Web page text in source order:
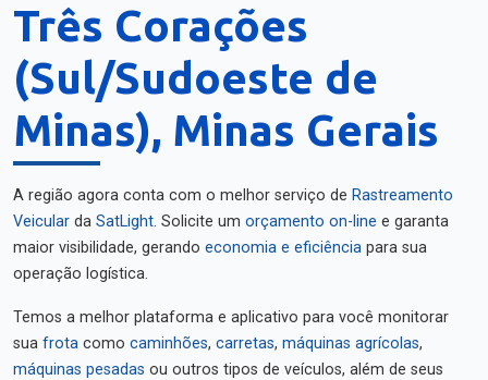
Três Corações
(Sul/Sudoeste de
Minas), Minas Gerais
A região agora conta com o melhor serviço de Rastreamento
Veicular da SatLight. Solicite um orçamento on-line e garanta
maior visibilidade, gerando economia e eficiência para sua
operação logística.
Temos a melhor plataforma e aplicativo para você monitorar
sua frota como caminhões, carretas, máquinas agrícolas,
máquinas pesadas ou outros tipos de veículos, além de seus